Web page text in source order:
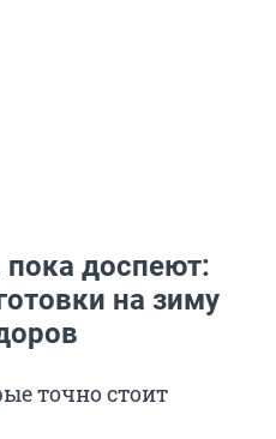
доспеют:
на зиму
точно стоит